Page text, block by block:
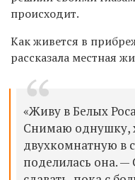
происходит.
Как живется в
рассказала местная
«Живу в Белых
Снимаю однушку,
двухкомнатную в
поделилась она.